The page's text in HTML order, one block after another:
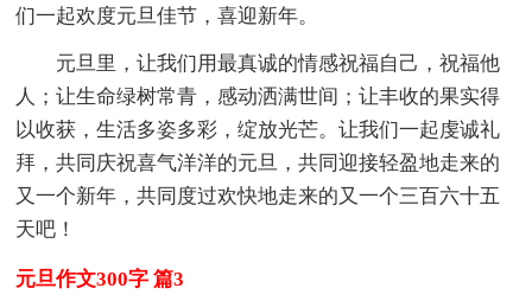
们一起欢度元旦佳节，喜迎新年。
元旦里，让我们用最真诚的情感祝福自己，祝福他
人；让生命绿树常青，感动洒满世间；让丰收的果实得
以收获，生活多姿多彩，绽放光芒。让我们一起虔诚礼
拜，共同庆祝喜气洋洋的元旦，共同迎接轻盈地走来的
又一个新年，共同度过欢快地走来的又一个三百六十五
天吧！
元旦作文300字 篇3